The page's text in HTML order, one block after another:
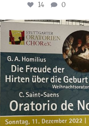
14 0
stuttgarter_oratorienchor
Nov. 29